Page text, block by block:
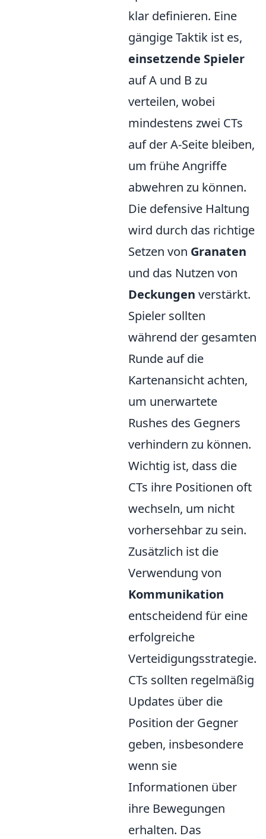
klar definieren. Eine
gängige Taktik ist es,
einsetzende Spieler
auf A und B zu
verteilen, wobei
mindestens zwei CTs
auf der A-Seite bleiben,
um frühe Angriffe
abwehren zu können.
Die defensive Haltung
wird durch das richtige
Setzen von Granaten
und das Nutzen von
Deckungen verstärkt.
Spieler sollten
während der gesamten
Runde auf die
Kartenansicht achten,
um unerwartete
Rushes des Gegners
verhindern zu können.
Wichtig ist, dass die
CTs ihre Positionen oft
wechseln, um nicht
vorhersehbar zu sein.
Zusätzlich ist die
Verwendung von
Kommunikation
entscheidend für eine
erfolgreiche
Verteidigungsstrategie.
CTs sollten regelmäßig
Updates über die
Position der Gegner
geben, insbesondere
wenn sie
Informationen über
ihre Bewegungen
erhalten. Das